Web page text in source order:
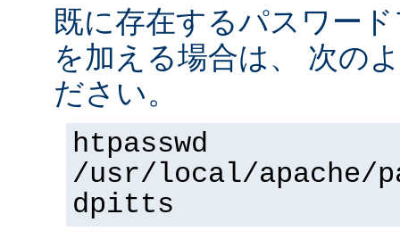
既に存在するパスワー
を加える場合は、 次の
ださい。
htpasswd
/usr/local/apache/
dpitts